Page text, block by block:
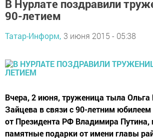
В Нурлате поздравили
90-летием
Татар-Информ, 3 июня 2015 - 05:38
Вчера, 2 июня, труженица тыла Ольга
Зайцева в связи с 90-летним
от Президента РФ Владимира Путина,
памятные подарки от имени главы